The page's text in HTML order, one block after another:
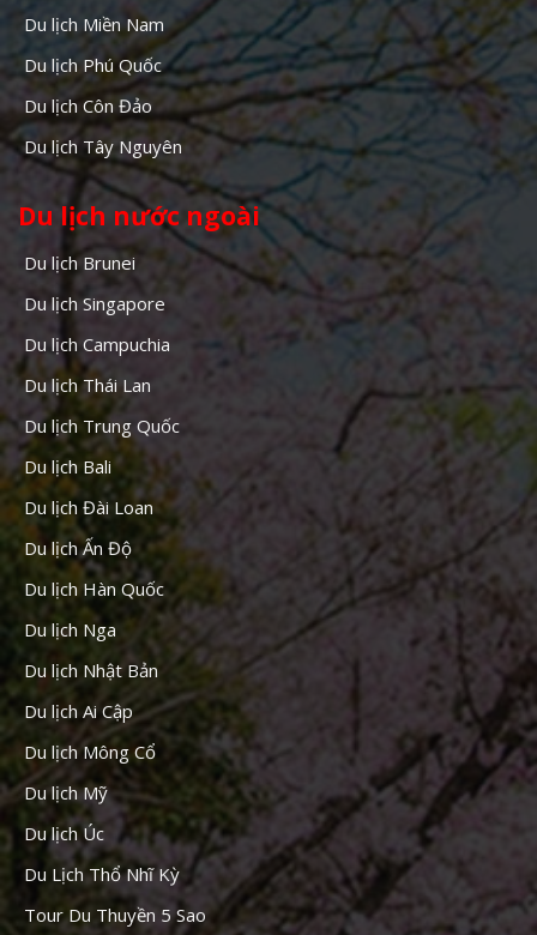
Du lịch Miền Nam
Du lịch Phú Quốc
Du lịch Côn Đảo
Du lịch Tây Nguyên
Du lịch nước ngoài
Du lịch Brunei
Du lịch Singapore
Du lịch Campuchia
Du lịch Thái Lan
Du lịch Trung Quốc
Du lịch Bali
Du lịch Đài Loan
Du lịch Ấn Độ
Du lịch Hàn Quốc
Du lịch Nga
Du lịch Nhật Bản
Du lịch Ai Cập
Du lịch Mông Cổ
Du lịch Mỹ
Du lịch Úc
Du Lịch Thổ Nhĩ Kỳ
Tour Du Thuyền 5 Sao